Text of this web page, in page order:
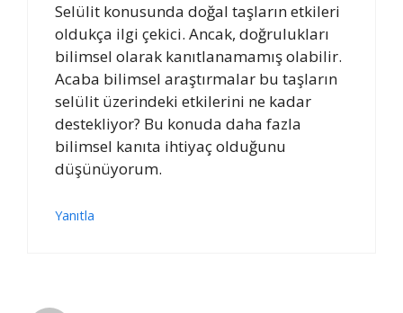
Selülit konusunda doğal taşların etkileri
oldukça ilgi çekici. Ancak, doğrulukları
bilimsel olarak kanıtlanamamış olabilir.
Acaba bilimsel araştırmalar bu taşların
selülit üzerindeki etkilerini ne kadar
destekliyor? Bu konuda daha fazla
bilimsel kanıta ihtiyaç olduğunu
düşünüyorum.
Yanıtla